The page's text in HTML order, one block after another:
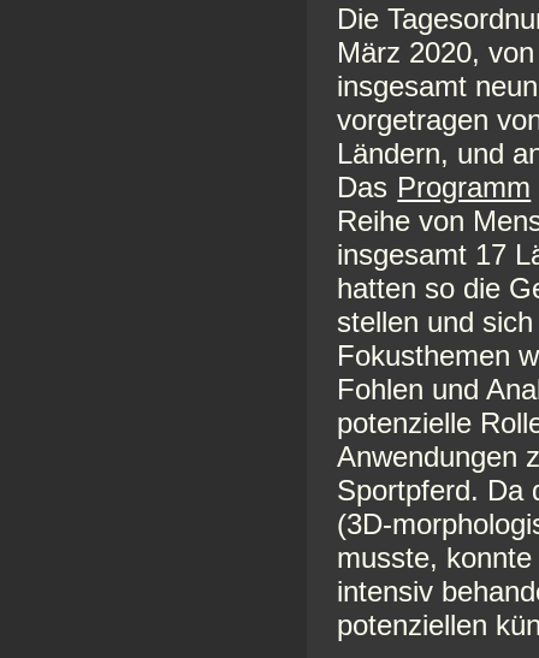
Die
März 2020,
insgesamt
vorgetragen
Ländern, und
Das Programm
Reihe von
insgesamt 17
hatten so die
stellen und
Fokusthemen
Fohlen und
potenzielle
Anwendungen
Sportpferd. Da
(3D-
musste,
intensiv
potenziellen